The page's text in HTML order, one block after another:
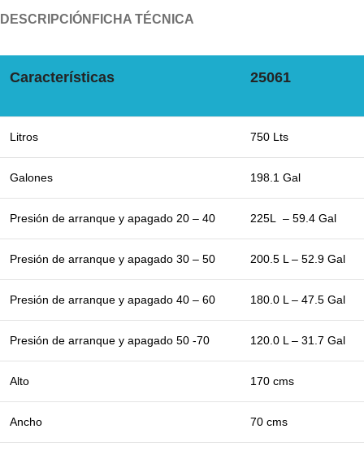
DESCRIPCIÓN FICHA TÉCNICA
Características 25061
Litros 750 Lts
Galones 198.1 Gal
Presión de arranque y apagado 20 – 40 225L – 59.4 Gal
Presión de arranque y apagado 30 – 50 200.5 L – 52.9 Gal
Presión de arranque y apagado 40 – 60 180.0 L – 47.5 Gal
Presión de arranque y apagado 50 -70 120.0 L – 31.7 Gal
Alto 170 cms
Ancho 70 cms